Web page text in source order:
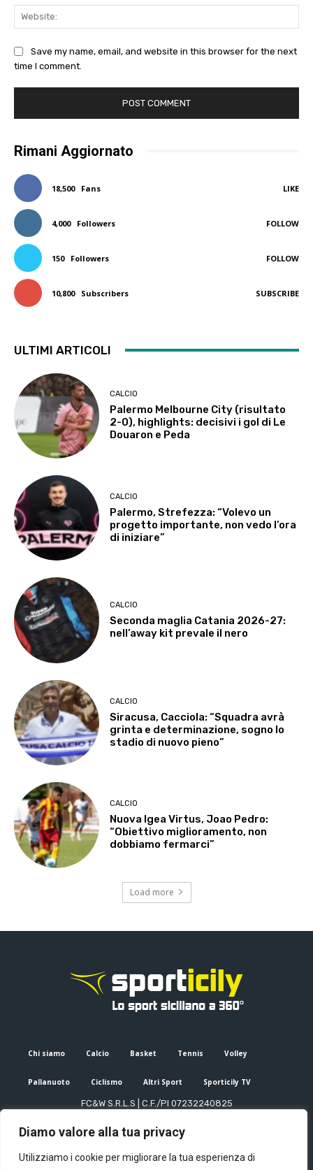
Diamo valore alla tua privacy
Utilizziamo i cookie per migliorare la tua esperienza di
Save my name, email, and website in this browser for the next
time I comment.
Rimani Aggiornato
18,500 Fans LIKE
4,000 Followers FOLLOW
150 Followers FOLLOW
10,800 Subscribers SUBSCRIBE
ULTIMI ARTICOLI
CALCIO
Palermo Melbourne City (risultato
2-0), highlights: decisivi i gol di Le
Douaron e Peda
CALCIO
Palermo, Strefezza: “Volevo un
progetto importante, non vedo l’ora
di iniziare”
CALCIO
Seconda maglia Catania 2026-27:
nell’away kit prevale il nero
CALCIO
Siracusa, Cacciola: “Squadra avrà
grinta e determinazione, sogno lo
stadio di nuovo pieno”
CALCIO
Nuova Igea Virtus, Joao Pedro:
“Obiettivo miglioramento, non
dobbiamo fermarci”
Load more
Chi siamo Calcio Basket Tennis Volley
Pallanuoto Ciclismo Altri Sport Sporticily TV
FC&W S.R.L.S | C.F./PI 07232240825
Editore e direttore responsabile: Francesco Cammuca | Registro
Mail: info@sporticily.it| Telefono:+39 371 788 7216